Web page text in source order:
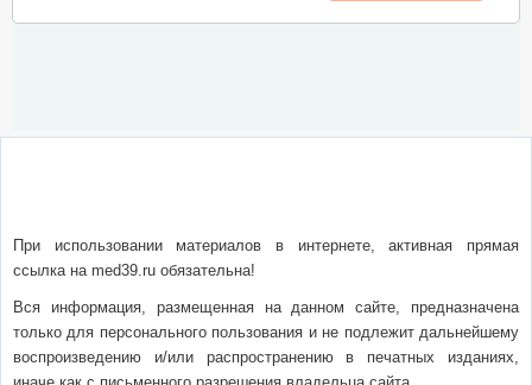
При использовании материалов в интернете, активная прямая
ссылка на med39.ru обязательна!
Вся информация, размещенная на данном сайте, предназначена
только для персонального пользования и не подлежит дальнейшему
воспроизведению и/или распространению в печатных изданиях,